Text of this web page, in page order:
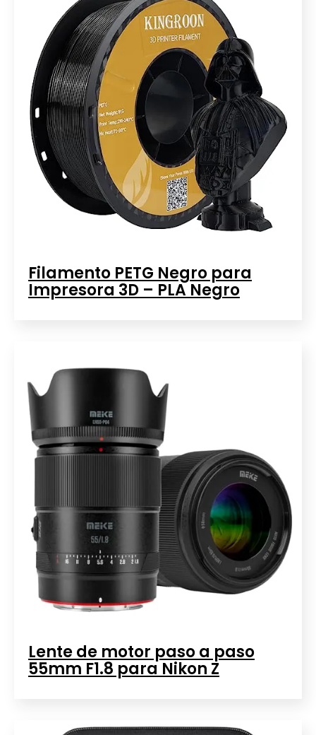
Filamento PETG Negro para
Impresora 3D – PLA Negro
Lente de motor paso a paso
55mm F1.8 para Nikon Z